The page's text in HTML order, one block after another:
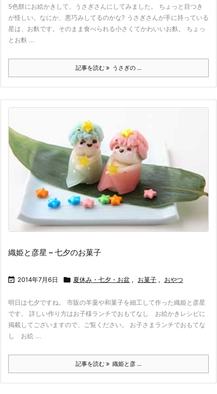
5色餅にお絵かきして、うさぎさんにしてみました。 ちょっと目つき
が怪しい。なにか、悪巧みしてるのかな? うさぎさんが手に持っている
星は、お麩です。そのまま食べられる小さくてかわいいお麩。 ちょっ
とお麩 ...
記事を読む うさぎの ...
織姫と彦星 – 七夕のお菓子
 2014年7月6日  夏休み・七夕・お盆 , お菓子 , おやつ
明日は七夕ですね。 市販の羊羹や和菓子を細工して作った織姫と彦星
です。 詳しい作り方はお子様ランチでおもてなし お絵かきレシピに
掲載してございますので、ご覧ください。 お子さまランチでおもてな
し お絵 ...
記事を読む 織姫と彦 ...